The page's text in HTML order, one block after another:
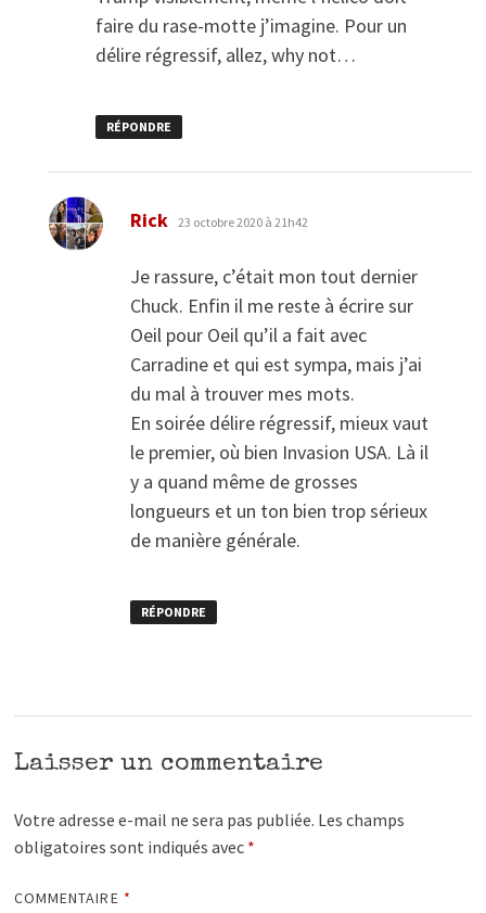
faire du rase-motte j’imagine. Pour un
délire régressif, allez, why not…
RÉPONDRE
Rick dit :
23 octobre 2020 à 21h42
Je rassure, c’était mon tout dernier
Chuck. Enfin il me reste à écrire sur
Oeil pour Oeil qu’il a fait avec
Carradine et qui est sympa, mais j’ai
du mal à trouver mes mots.
En soirée délire régressif, mieux vaut
le premier, où bien Invasion USA. Là il
y a quand même de grosses
longueurs et un ton bien trop sérieux
de manière générale.
RÉPONDRE
Laisser un commentaire
Votre adresse e-mail ne sera pas publiée. Les champs
obligatoires sont indiqués avec *
COMMENTAIRE *